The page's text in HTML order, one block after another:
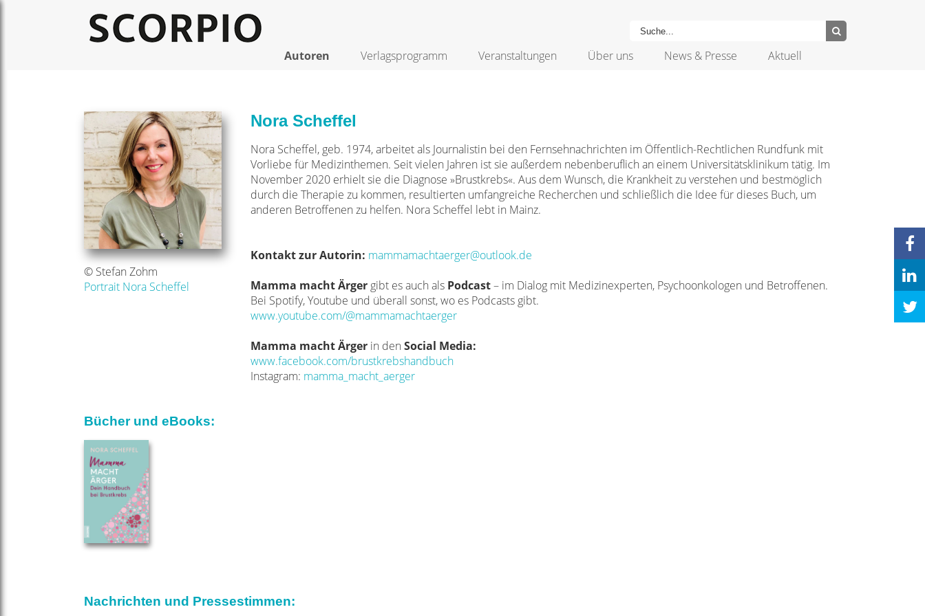
Autoren Verlagsprogramm Veranstaltungen Über uns News & Presse Aktuell
© Stefan Zohm
Portrait Nora Scheffel
Nora Scheffel
Nora Scheffel, geb. 1974, arbeitet als Journalistin bei den Fernsehnachrichten im Öffentlich-Rechtlichen Rundfunk mit
Vorliebe für Medizinthemen. Seit vielen Jahren ist sie außerdem nebenberuflich an einem Universitätsklinikum tätig. Im
November 2020 erhielt sie die Diagnose »Brustkrebs«. Aus dem Wunsch, die Krankheit zu verstehen und bestmöglich
durch die Therapie zu kommen, resultierten umfangreiche Recherchen und schließlich die Idee für dieses Buch, um
anderen Betroffenen zu helfen. Nora Scheffel lebt in Mainz.
Kontakt zur Autorin: mammamachtaerger@outlook.de
Mamma macht Ärger gibt es auch als Podcast– im Dialog mit Medizinexperten, Psychoonkologen und Betroffenen.
Bei Spotify, Youtube und überall sonst, wo es Podcasts gibt.
www.youtube.com/@mammamachtaerger
Mamma macht Ärger in den Social Media:
www.facebook.com/brustkrebshandbuch
Instagram: mamma_macht_aerger
Bücher und eBooks:
Nachrichten und Pressestimmen: